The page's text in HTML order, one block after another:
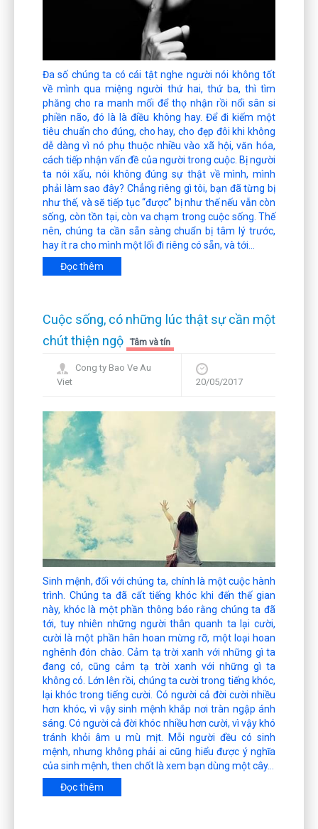
Đa số chúng ta có cái tật nghe người nói không tốt
về mình qua miệng người thứ hai, thứ ba, thì tìm
phăng cho ra manh mối để thọ nhận rồi nổi sân si
phiền não, đó là là điều không hay. Để đi kiếm một
tiêu chuẩn cho đúng, cho hay, cho đẹp đôi khi không
dễ dàng vì nó phụ thuộc nhiều vào xã hội, văn hóa,
cách tiếp nhận vấn đề của người trong cuộc. Bị người
ta nói xấu, nói không đúng sự thật về mình, mình
phải làm sao đây? Chẳng riêng gì tôi, bạn đã từng bị
như thế, và sẽ tiếp tục “được” bị như thế nếu vẫn còn
sống, còn tồn tại, còn va chạm trong cuộc sống. Thế
nên, chúng ta cần sẵn sàng chuẩn bị tâm lý trước,
hay ít ra cho mình một lối đi riêng có sẵn, và tới...
Đọc thêm
Cuộc sống, có những lúc thật sự cần một
chút thiện ngộ Tâm và tín
Cong ty Bao Ve Au
Viet
20/05/2017
Sinh mệnh, đối với chúng ta, chính là một cuộc hành
trình. Chúng ta đã cất tiếng khóc khi đến thế gian
này, khóc là một phần thông báo rằng chúng ta đã
tới, tuy nhiên những người thân quanh ta lại cười,
cười là một phần hân hoan mừng rỡ, một loại hoan
nghênh đón chào. Cảm tạ trời xanh với những gì ta
đang có, cũng cảm tạ trời xanh với những gì ta
không có. Lớn lên rồi, chúng ta cười trong tiếng khóc,
lại khóc trong tiếng cười. Có người cả đời cười nhiều
hơn khóc, vì vậy sinh mệnh khắp nơi tràn ngập ánh
sáng. Có người cả đời khóc nhiều hơn cười, vì vậy khó
tránh khỏi âm u mù mịt. Mỗi người đều có sinh
mệnh, nhưng không phải ai cũng hiểu được ý nghĩa
của sinh mệnh, then chốt là xem bạn dùng một cây...
Đọc thêm